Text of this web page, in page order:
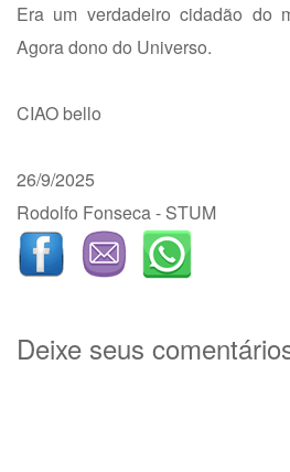
Era um verdadeiro cidadão do
Agora dono do Universo.
CIAO bello
26/9/2025
Rodolfo Fonseca - STUM
Deixe seus